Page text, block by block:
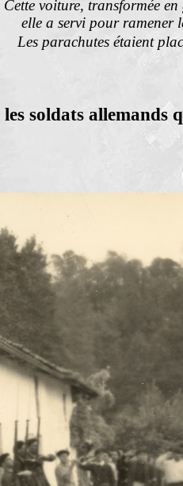
Cette voiture, transformée
elle a servi pour ramener
Les parachutes étaient
soldats allemands